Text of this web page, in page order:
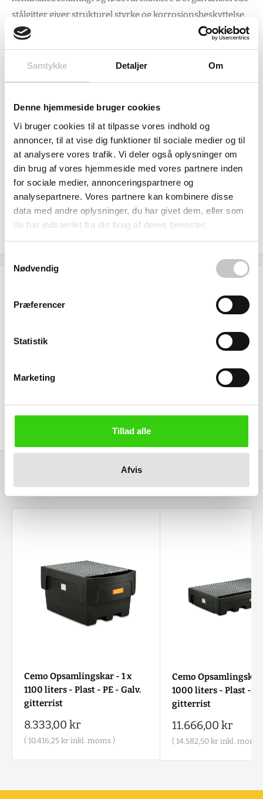
Samtykke Detaljer Om
Denne hjemmeside bruger cookies
Vi bruger cookies til at tilpasse vores indhold og
annoncer, til at vise dig funktioner til sociale medier og til
at analysere vores trafik. Vi deler også oplysninger om
din brug af vores hjemmeside med vores partnere inden
for sociale medier, annonceringspartnere og
analysepartnere. Vores partnere kan kombinere disse
data med andre oplysninger, du har givet dem, eller som
de har indsamlet fra din brug af deres tjenester.
Samtykkevalg
Nødvendig
Præferencer
Statistik
Marketing
Tillad alle
Afvis
stålgitter giver strukturel styrke og korrosionsbeskyttelse,
samtidig med at det muliggør sikker løft i fyldt tilstand med
en maksimal belastning på op til 2.250 kg.
standard logistikudstyr. Påfyldning sker via Ø225 mm
åbning, mens aftapning foregår gennem den medfølgende
2" hane. Alternative påfyldnings- og aftapningsmuligheder
er tilgængelige efter behov.
Som del af Scandrums' bæredygtighedsfokus tilbydes
indsamling og renovation af brugte palletanke via
fuldautomatiske IBC-vaskeanlæg, hvilket understøtter
Ydre:1200 x 1000 x 1155 mm
Relaterede varer
Cemo Opsamlingskar - 1 x
1100 liters - Plast - PE - Galv.
gitterrist
Salgspris
8.333,00 kr
( 10.416,25 kr inkl. moms )
Cemo Opsamlingskar
1000 liters - Plast -
gitterrist
Salgspris
11.666,00 kr
( 14.582,50 krinkl. moms